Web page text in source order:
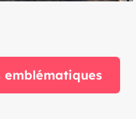
emblématiques